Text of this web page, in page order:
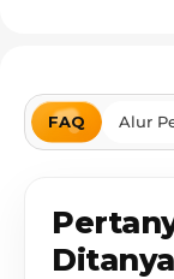
FAQ Alur